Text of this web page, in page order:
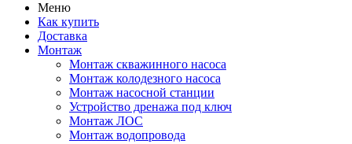
Меню
Как купить
Доставка
Монтаж
Монтаж скважинного насоса
Монтаж колодезного насоса
Монтаж насосной станции
Устройство дренажа под ключ
Монтаж ЛОС
Монтаж водопровода